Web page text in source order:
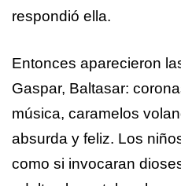
respondió ella.
Entonces aparecieron
Gaspar, Baltasar:
música, caramelos
absurda y feliz. Los
como si invocaran